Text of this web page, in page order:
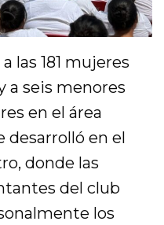
las 181 mujeres
a seis menores
en el área
desarrolló en el
donde las
del club
los